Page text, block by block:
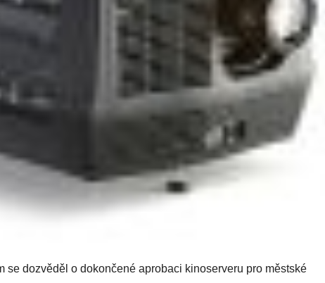
se dozvěděl o dokončené aprobaci kinoserveru pro městské